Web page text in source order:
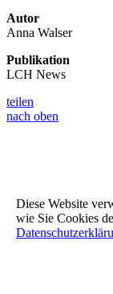
Autor
Anna Walser
Publikation
LCH News
teilen
nach oben
Diese Website
wie Sie Cookies